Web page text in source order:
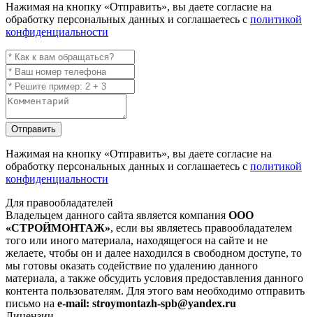
Нажимая на кнопку «Отправить», вы даете согласие на
обработку персональных данных и соглашаетесь с политикой
конфиденциальности
Отправить
Нажимая на кнопку «Отправить», вы даете согласие на
обработку персональных данных и соглашаетесь с политикой
конфиденциальности
Для правообладателей
Владельцем данного сайта является компания ООО
«СТРОЙМОНТАЖ», если вы являетесь правообладателем
того или иного материала, находящегося на сайте и не
желаете, чтобы он и далее находился в свободном доступе, то
мы готовы оказать содействие по удалению данного
материала, а также обсудить условия предоставления данного
контента пользователям. Для этого вам необходимо отправить
письмо на e-mail: stroymontazh-spb@yandex.ru